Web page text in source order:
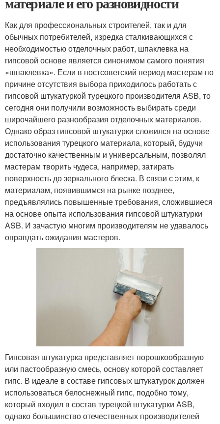
Как для профессиональных строителей, так и для
обычных потребителей, изредка сталкивающихся с
необходимостью отделочных работ, шпаклевка на
гипсовой основе является синонимом самого понятия
«шпаклевка». Если в постсоветский период мастерам по
причине отсутствия выбора приходилось работать с
гипсовой штукатуркой турецкого производителя ASB, то
сегодня они получили возможность выбирать среди
широчайшего разнообразия отделочных материалов.
Однако образ гипсовой штукатурки сложился на основе
использования турецкого материала, который, будучи
достаточно качественным и универсальным, позволял
мастерам творить чудеса, например, затирать
поверхность до зеркального блеска. В связи с этим, к
материалам, появившимся на рынке позднее,
предъявлялись повышенные требования, сложившиеся
на основе опыта использования гипсовой штукатурки
ASB. И зачастую многим производителям не удавалось
оправдать ожидания мастеров.
Гипсовая штукатурка представляет порошкообразную
или пастообразную смесь, основу которой составляет
гипс. В идеале в составе гипсовых штукатурок должен
использоваться белоснежный гипс, подобно тому,
который входил в состав турецкой штукатурки ASB,
однако большинство отечественных производителей